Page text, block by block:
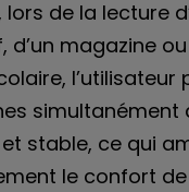
lors de la lecture
magazine ou
l’utilisateur
simultanément
stable, ce qui
le confort